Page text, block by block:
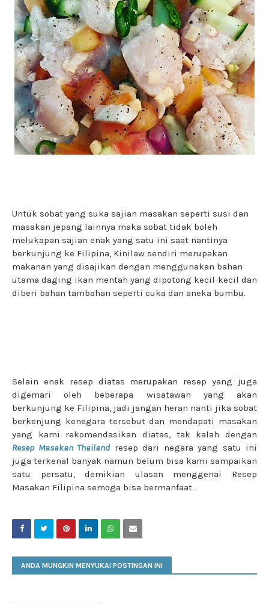
Untuk sobat yang suka sajian masakan seperti susi dan
masakan jepang lainnya maka sobat tidak boleh
melukapan sajian enak yang satu ini saat nantinya
berkunjung ke Filipina, Kinilaw sendiri merupakan
makanan yang disajikan dengan menggunakan bahan
utama daging ikan mentah yang dipotong kecil-kecil dan
diberi bahan tambahan seperti cuka dan aneka bumbu.
Selain enak resep diatas merupakan resep yang juga
digemari oleh beberapa wisatawan yang akan
berkunjung ke Filipina, jadi jangan heran nanti jika sobat
berkenjung kenegara tersebut dan mendapati masakan
yang kami rekomendasikan diatas, tak kalah dengan
Resep Masakan Thailand resep dari negara yang satu ini
juga terkenal banyak namun belum bisa kami sampaikan
satu persatu, demikian ulasan menggenai Resep
Masakan Filipina semoga bisa bermanfaat.
ANDA MUNGKIN MENYUKAI POSTINGAN INI